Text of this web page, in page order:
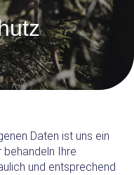
Daten ist uns ein
behandeln Ihre
und entsprechend